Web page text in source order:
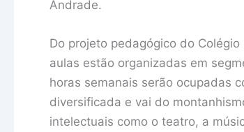
Andrade.
Do projeto pedagógico do
aulas estão organizadas em
horas semanais serão ocupadas
diversificada e vai do
intelectuais como o teatro, a